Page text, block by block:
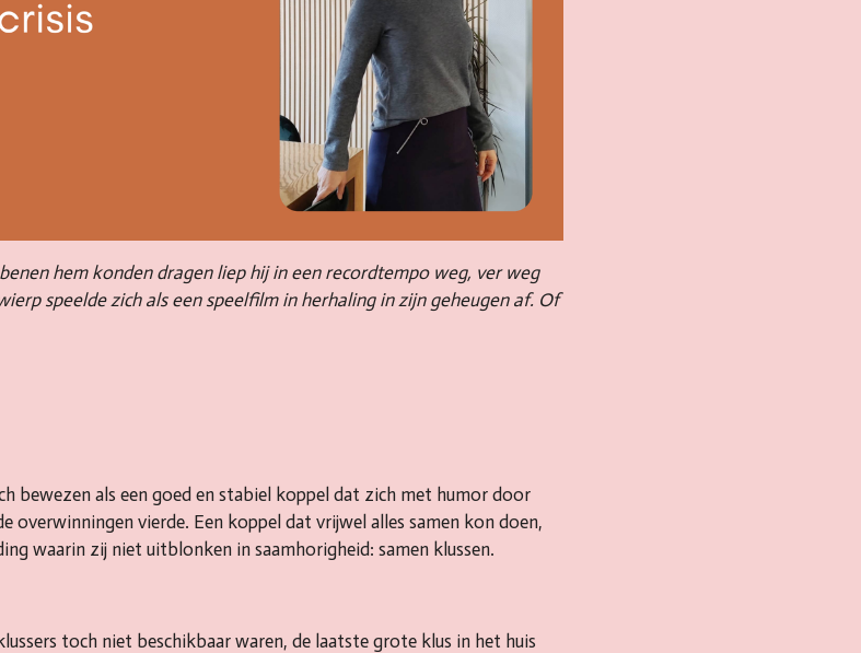
hem konden dragen liep hij in een recordtempo weg, ver weg
speelde zich als een speelfilm in herhaling in zijn geheugen af. Of
bewezen als een goed en stabiel koppel dat zich met humor door
overwinningen vierde. Een koppel dat vrijwel alles samen kon doen,
waarin zij niet uitblonken in saamhorigheid: samen klussen.
toch niet beschikbaar waren, de laatste grote klus in het huis